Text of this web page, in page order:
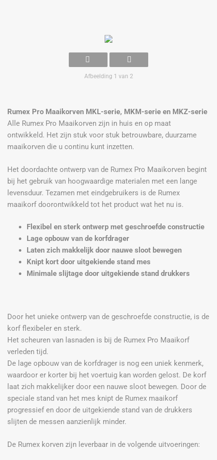
Afbeelding 1 van 2
Rumex Pro Maaikorven MKL-serie, MKM-serie en MKZ-serie
Alle Rumex Pro Maaikorven zijn in huis en op maat
ontwikkeld. Het zijn stuk voor stuk betrouwbare, duurzame
maaikorven die u continu kunt inzetten.
Het doordachte ontwerp van de Rumex Pro Maaikorven begint
bij het gebruik van hoogwaardige materialen met een lange
levensduur. Tezamen met eindgebruikers is de Rumex
maaikorf doorontwikkeld tot het product wat het nu is.
Flexibel en sterk ontwerp met geschroefde constructie
Lage opbouw van de korfdrager
Laten zich makkelijk door nauwe sloot bewegen
Knipt kort door uitgekiende stand mes
Minimale slijtage door uitgekiende stand drukkers
Door het unieke ontwerp van de geschroefde constructie, is de
korf flexibeler en sterk.
Het scheuren van lasnaden is bij de Rumex Pro Maaikorf
verleden tijd.
De lage opbouw van de korfdrager is nog een uniek kenmerk,
waardoor er korter bij het voertuig kan worden gelost. De korf
laat zich makkelijker door een nauwe sloot bewegen. Door de
speciale stand van het mes knipt de Rumex maaikorf
progressief en door de uitgekiende stand van de drukkers
slijten de messen aanzienlijk minder.
De Rumex korven zijn leverbaar in de volgende uitvoeringen: